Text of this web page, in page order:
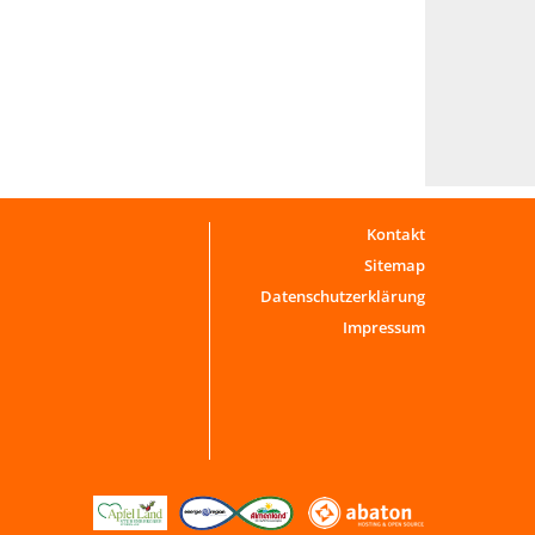
Kontakt
Sitemap
Datenschutzerklärung
Impressum